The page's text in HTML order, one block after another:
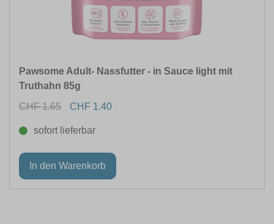
Pawsome Adult- Nassfutter - in Sauce light mit
Truthahn 85g
CHF 1.65
CHF 1.40
sofort lieferbar